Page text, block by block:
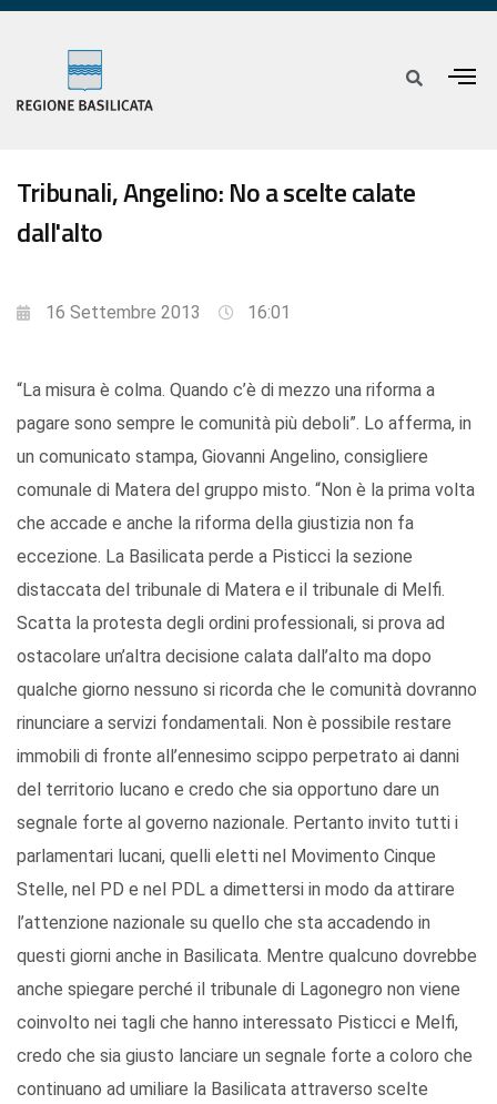
Tribunali, Angelino: No a scelte calate
dall'alto
16 Settembre 2013 16:01
“La misura è colma. Quando c’è di mezzo una riforma a
pagare sono sempre le comunità più deboli”. Lo afferma, in
un comunicato stampa, Giovanni Angelino, consigliere
comunale di Matera del gruppo misto. “Non è la prima volta
che accade e anche la riforma della giustizia non fa
eccezione. La Basilicata perde a Pisticci la sezione
distaccata del tribunale di Matera e il tribunale di Melfi.
Scatta la protesta degli ordini professionali, si prova ad
ostacolare un’altra decisione calata dall’alto ma dopo
qualche giorno nessuno si ricorda che le comunità dovranno
rinunciare a servizi fondamentali. Non è possibile restare
immobili di fronte all’ennesimo scippo perpetrato ai danni
del territorio lucano e credo che sia opportuno dare un
segnale forte al governo nazionale. Pertanto invito tutti i
parlamentari lucani, quelli eletti nel Movimento Cinque
Stelle, nel PD e nel PDL a dimettersi in modo da attirare
l’attenzione nazionale su quello che sta accadendo in
questi giorni anche in Basilicata. Mentre qualcuno dovrebbe
anche spiegare perché il tribunale di Lagonegro non viene
coinvolto nei tagli che hanno interessato Pisticci e Melfi,
credo che sia giusto lanciare un segnale forte a coloro che
continuano ad umiliare la Basilicata attraverso scelte